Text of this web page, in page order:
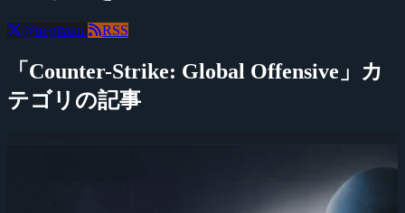
@negitaku RSS
「Counter-Strike: Global Offensive」カ
テゴリの記事